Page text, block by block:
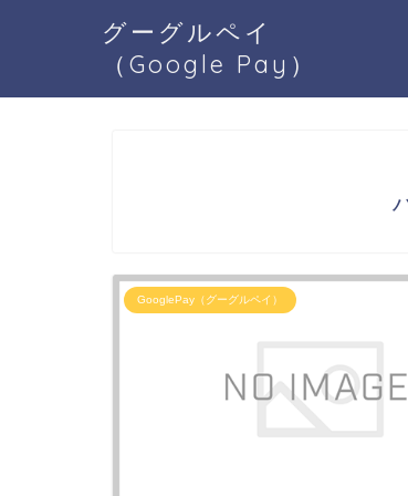
グーグルペイ
（Google Pay）
GooglePay（グーグルペイ）